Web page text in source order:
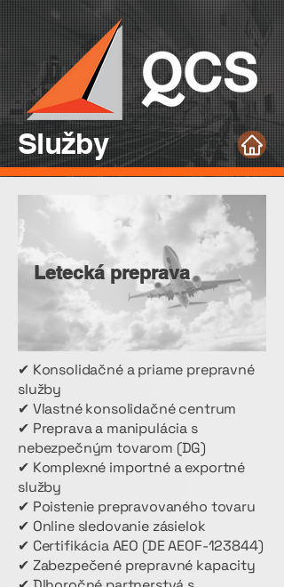
Služby
Letecká preprava
✔ Konsolidačné a priame prepravné
služby
✔ Vlastné konsolidačné centrum
✔ Preprava a manipulácia s
nebezpečným tovarom (DG)
✔ Komplexné importné a exportné
služby
✔ Poistenie prepravovaného tovaru
✔ Online sledovanie zásielok
✔ Certifikácia AEO (DE AEOF-123844)
✔ Zabezpečené prepravné kapacity